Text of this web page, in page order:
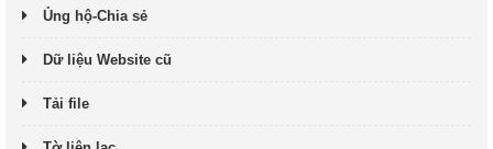
Ủng hộ-Chia sẻ
Dữ liệu Website cũ
Tải file